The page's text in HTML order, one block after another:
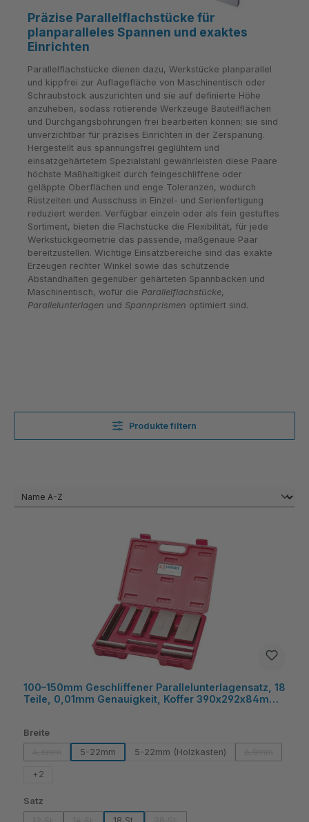
Präzise Parallelflachstücke für
planparalleles Spannen und exaktes
Einrichten
Parallelflachstücke dienen dazu, Werkstücke planparallel
und kippfrei zur Auflagefläche von Maschinentisch oder
Schraubstock auszurichten und sie auf definierte Höhe
anzuheben, sodass rotierende Werkzeuge Bauteilflächen
und Durchgangsbohrungen frei bearbeiten können; sie sind
unverzichtbar für präzises Einrichten in der Zerspanung.
Hergestellt aus spannungsfrei geglühtem und
einsatzgehärtetem Spezialstahl gewährleisten diese Paare
höchste Maßhaltigkeit durch feingeschliffene oder
geläppte Oberflächen und enge Toleranzen, wodurch
Rüstzeiten und Ausschuss in Einzel- und Serienfertigung
reduziert werden. Verfügbar einzeln oder als fein gestuftes
Sortiment, bieten die Flachstücke die Flexibilität, für jede
Werkstückgeometrie das passende, maßgenaue Paar
bereitzustellen. Wichtige Einsatzbereiche sind das exakte
Erzeugen rechter Winkel sowie das schützende
Abstandhalten gegenüber gehärteten Spannbacken und
Maschinentisch, wofür die Parallelflachstücke,
Parallelunterlagen und Spannprismen optimiert sind.
Produkte filtern
100–150mm Geschliffener Parallelunterlagensatz, 18
Teile, 0,01mm Genauigkeit, Koffer 390x292x84mm
Breiteauswählen
(Diese Option ist zurzeit nicht verfügbar.)
5-22mm 5-22mm (Holzkasten)
+2
Satzauswählen